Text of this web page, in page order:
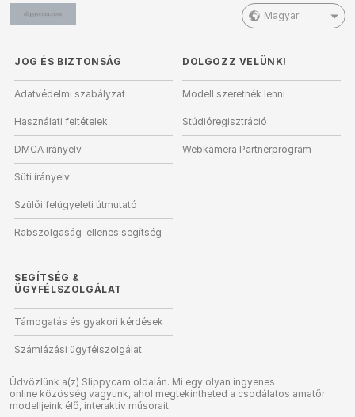
Magyar
JOG ÉS BIZTONSÁG
Adatvédelmi szabályzat
Használati feltételek
DMCA irányelv
Süti irányelv
Szülői felügyeleti útmutató
Rabszolgaság-ellenes segítség
DOLGOZZ VELÜNK!
Modell szeretnék lenni
Stúdióregisztráció
Webkamera Partnerprogram
SEGÍTSÉG &
ÜGYFÉLSZOLGÁLAT
Támogatás és gyakori kérdések
Számlázási ügyfélszolgálat
Üdvözlünk a(z) Slippycam oldalán. Mi egy olyan ingyenes
online közösség vagyunk, ahol megtekintheted a csodálatos amatőr
modelljeink élő, interaktív műsorait.